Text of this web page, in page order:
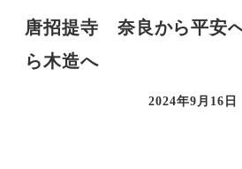
唐招提寺 奈良から平安
ら木造へ
投稿日
2024年9月16日